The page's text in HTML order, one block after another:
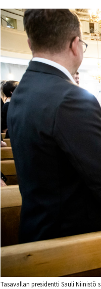
Tasavallan presidentti Sauli Niinistö